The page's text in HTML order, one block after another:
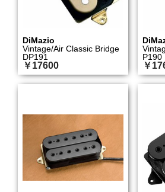
DiMazio
Vintage/Air Classic Bridge
DP191
￥17600
P190
￥